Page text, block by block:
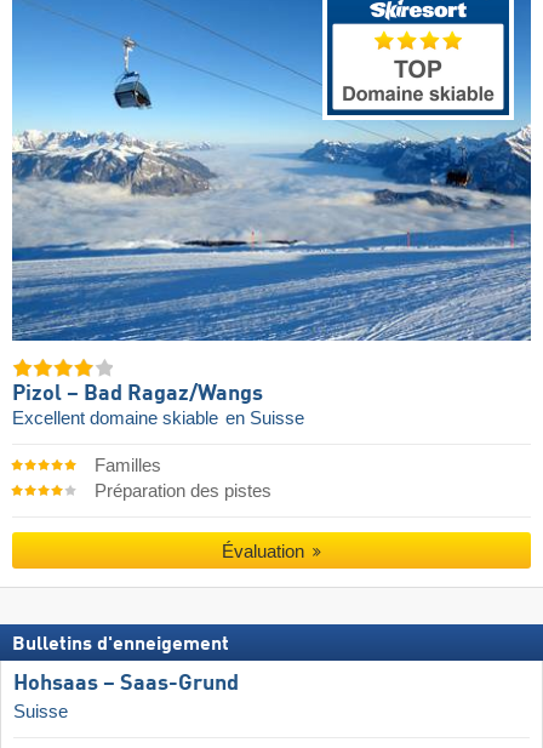
Pizol – Bad Ragaz/​Wangs
Excellent domaine skiable en Suisse
Familles
Préparation des pistes
Évaluation
Bulletins d'enneigement
Hohsaas – Saas-Grund
Suisse